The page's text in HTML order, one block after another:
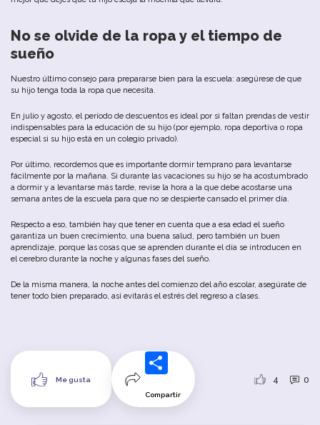
No se olvide de la ropa y el tiempo de
sueño
Nuestro último consejo para prepararse bien para la escuela: asegúrese de que
su hijo tenga toda la ropa que necesita.
En julio y agosto, el período de descuentos es idealpor si faltan prendas de vestir
indispensables para la educación de su hijo (por ejemplo, ropa deportiva o ropa
especial si su hijo está en un colegio privado).
Por último, recordemos que es importante dormir temprano para levantarse
fácilmente por la mañana. Si durante las vacaciones su hijo se ha acostumbrado
a dormir y a levantarse más tarde, revise la hora a la que debe acostarse una
semana antes de la escuela para que no se despierte cansado el primer día.
Respecto a eso, también hay que tener en cuenta que a esa edad el sueño
garantiza un buen crecimiento, una buena salud, pero también un buen
aprendizaje, porque las cosas que se aprenden durante el día se introducen en
el cerebro durante la noche y algunas fases del sueño.
De la misma manera, la noche antes del comienzo del año escolar, asegúrate de
tener todo bien preparado, así evitarás el estrés del regreso a clases.
Me gusta
Compartir
4 0